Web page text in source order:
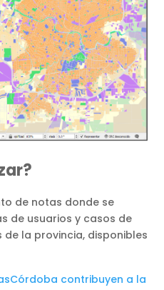
de notas donde se
de usuarios y casos de
la provincia, disponibles
contribuyen a la